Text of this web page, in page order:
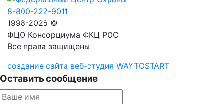
8-800-222-9011
1998-2026 ©
ФЦО Консорциума ФКЦ РОС
Все права защищены
создание сайта веб-студия WAYTOSTART
Оставить сообщение